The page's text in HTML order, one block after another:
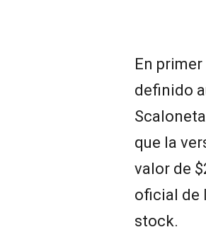
En
definido
que la
valor de
oficial de
stock.